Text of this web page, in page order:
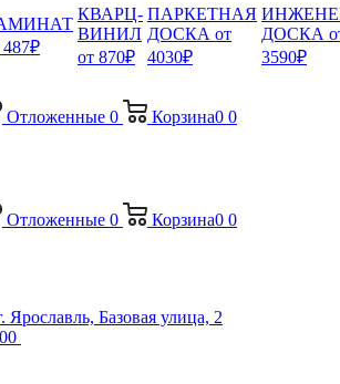
487₽
КВАРЦ-
ВИНИЛ
от 870₽
ПАРКЕТНАЯ
ДОСКА от
4030₽
ДОСКА
3590₽
Отложенные 0 Корзина0 0
Отложенные 0 Корзина0 0
Ярославль, Базовая улица, 2